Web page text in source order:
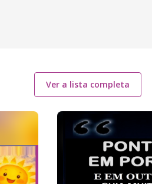
Ver a lista completa